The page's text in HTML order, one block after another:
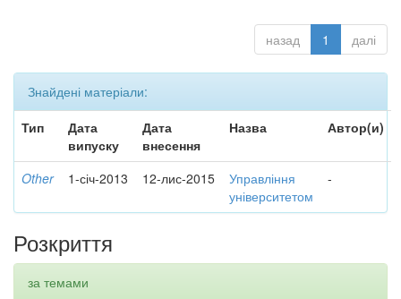
назад 1 далі
Знайдені матеріали:
Тип
Дата
випуску
Дата
внесення
Назва Автор(и)
Other 1-січ-2013 12-лис-2015
Управління
університетом
-
Розкриття
за темами